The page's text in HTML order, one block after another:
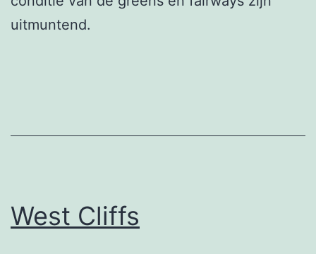
uitmuntend.
West Cliffs